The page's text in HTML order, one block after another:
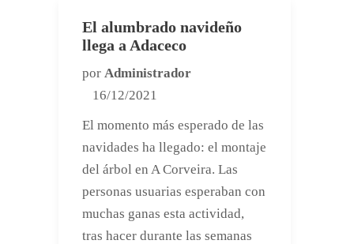
El alumbrado navideño
llega a Adaceco
por Administrador
16/12/2021
El momento más esperado de las
navidades ha llegado: el montaje
del árbol en A Corveira. Las
personas usuarias esperaban con
muchas ganas esta actividad,
tras hacer durante las semanas